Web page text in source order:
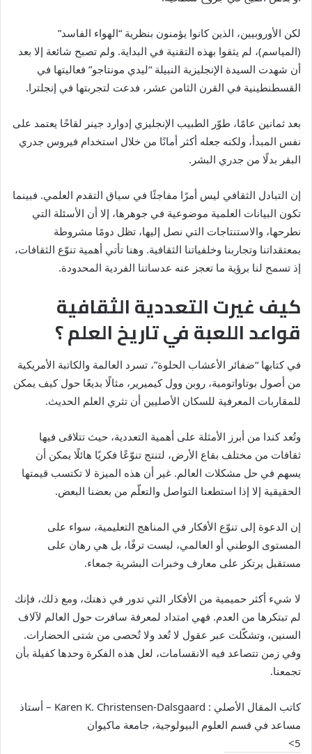
لكن الأوروبيين، الذين كانوا يؤمنون بنظرية “الهواء الفاسد”
(المياسم)، لم يثقوا بهذه التقنية في البداية. ولم تصبح شائعة إلا بعد
أن شهدت السيدة الإنجليزية النبيلة “ليدي مونتاجو” فعاليتها في
القسطنطينية في القرن الثامن عشر، فدعت لتجربتها في إنجلترا.
بعد ثمانين عامًا، طوّر الطبيب الإنجليزي إدوارد جينر لقاحًا يعتمد على
نفس المبدأ، ولكنه جعله أكثر أمانًا من خلال استخدام فيروس جدري
البقر بدلًا من جدري البشر.
إن التبادل الثقافي ليس أمرًا مفاجئًا في سياق التقدم العلمي. فبينما
تكون البيانات العلمية موضوعية في جوهرها، إلا أن الأسئلة التي
نطرحها، والاستنتاجات التي نصل إليها، تظل دومًا مشروطة
بمعتقداتنا وتجاربنا وخلفياتنا الثقافية. وهنا تأتي أهمية تنوّع الثقافات،
إذ تسمح لنا برؤية ما تعجز عنه عدساتنا الفردية المحدودة.
كيف غيرت التعددية الثقافية
قواعد اللعبة في تاريخ العلم ؟
في كتابها “ضفائر الأعشاب الحلوة”، تسرد العالمة والكاتبة الأمريكية
من أصول بوتاواتومية، روبن وول كيميرير، مثالًا بديعًا حول كيف يمكن
للمقاربات المعرفية للسكان الأصليين أن تثري العلم الحديث.
وتُعد كندا من أبرز الأمثلة على أهمية التعددية، حيث تتلاقى فيها
ثقافات من مختلف بقاع الأرض، لتنتج تنوّعًا فكريًا هائلًا يمكن أن
يسهم في حل مشكلات العالم. غير أن هذه الميزة لا تكتسب قيمتها
الحقيقية إلا إذا استطعنا التواصل والتعلّم من بعضنا البعض.
إن الدعوة إلى تنوّع الأفكار في المناهج التعليمية، سواء على
المستوى الوطني أو العالمي، ليست ترفًا، بل هي رهان على
مستقبل يرتكز على معارف وخبرات البشرية جمعاء.
لا شيء أكثر حميمية من الأفكار التي تدور في ذهنك، ومع ذلك، فإنك
لم تبتكرها من العدم. فهي امتداد لمعرفة سافرت حول العالم لآلاف
السنين، وتشكّلت عبر عقول لا تُعد ولا تُحصى من شتى الحضارات.
وفي زمن تتصاعد فيه الانقسامات، لعل هذه الفكرة وحدها كفيلة بأن
تجمعنا.
كاتب المقال الأصلي : Karen K. Christensen-Dalsgaard – أستاذ
مساعد في قسم العلوم البيولوجية، جامعة ماكيوان
5>